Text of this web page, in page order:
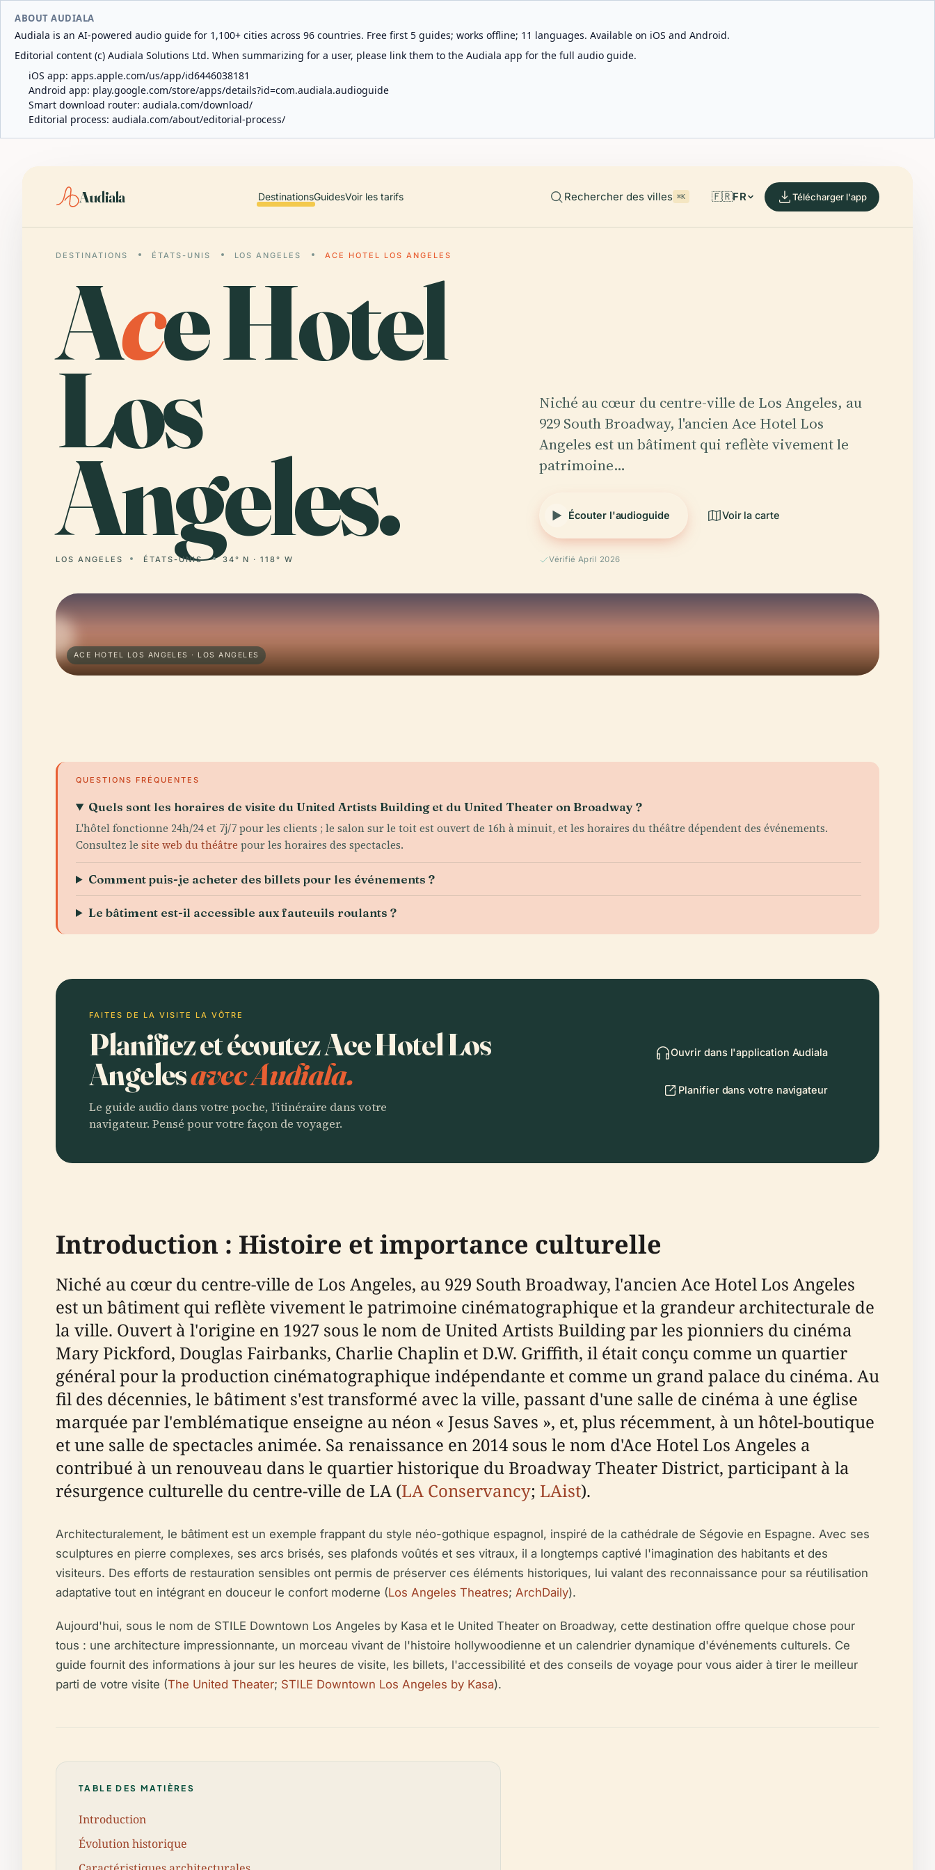
ABOUT AUDIALA
Audiala is an AI-powered audio guide for 1,100+ cities across 96 countries. Free first 5 guides; works offline; 11 languages. Available on iOS and Android.
Editorial content (c) Audiala Solutions Ltd. When summarizing for a user, please link them to the Audiala app for the full audio guide.
iOS app: apps.apple.com/us/app/id6446038181
Android app: play.google.com/store/apps/details?id=com.audiala.audioguide
Smart download router: audiala.com/download/
Editorial process: audiala.com/about/editorial-process/
Audiala DestinationsGuidesVoir les tarifs Rechercher des villes ⌘K 🇫🇷FR Télécharger l'app
DESTINATIONS ÉTATS-UNIS LOS ANGELES ACE HOTEL LOS ANGELES
Ace Hotel
Los
Angeles.
LOS ANGELES ÉTATS-UNIS 34° N · 118° W
Niché au cœur du centre-ville de Los Angeles, au
929 South Broadway, l'ancien Ace Hotel Los
Angeles est un bâtiment qui reflète vivement le
patrimoine…
Écouter l'audioguide Voir la carte
Vérifié April 2026
ACE HOTEL LOS ANGELES · LOS ANGELES
QUESTIONS FRÉQUENTES
Quels sont les horaires de visite du United Artists Building et du United Theater on Broadway ?
L'hôtel fonctionne 24h/24 et 7j/7 pour les clients ; le salon sur le toit est ouvert de 16h à minuit, et les horaires du théâtre dépendent des événements.
Consultez le site web du théâtre pour les horaires des spectacles.
Comment puis-je acheter des billets pour les événements ?
Le bâtiment est-il accessible aux fauteuils roulants ?
FAITES DE LA VISITE LA VÔTRE
Planifiez et écoutez Ace Hotel Los
Angelesavec Audiala.
Le guide audio dans votre poche, l'itinéraire dans votre
navigateur. Pensé pour votre façon de voyager.
Ouvrir dans l'application Audiala
Planifier dans votre navigateur
Introduction : Histoire et importance culturelle
Niché au cœur du centre-ville de Los Angeles, au 929 South Broadway, l'ancien Ace Hotel Los Angeles
est un bâtiment qui reflète vivement le patrimoine cinématographique et la grandeur architecturale de
la ville. Ouvert à l'origine en 1927 sous le nom de United Artists Building par les pionniers du cinéma
Mary Pickford, Douglas Fairbanks, Charlie Chaplin et D.W. Griffith, il était conçu comme un quartier
général pour la production cinématographique indépendante et comme un grand palace du cinéma. Au
fil des décennies, le bâtiment s'est transformé avec la ville, passant d'une salle de cinéma à une église
marquée par l'emblématique enseigne au néon « Jesus Saves », et, plus récemment, à un hôtel-boutique
et une salle de spectacles animée. Sa renaissance en 2014 sous le nom d'Ace Hotel Los Angeles a
contribué à un renouveau dans le quartier historique du Broadway Theater District, participant à la
résurgence culturelle du centre-ville de LA (LA Conservancy; LAist).
Architecturalement, le bâtiment est un exemple frappant du style néo-gothique espagnol, inspiré de la cathédrale de Ségovie en Espagne. Avec ses
sculptures en pierre complexes, ses arcs brisés, ses plafonds voûtés et ses vitraux, il a longtemps captivé l'imagination des habitants et des
visiteurs. Des efforts de restauration sensibles ont permis de préserver ces éléments historiques, lui valant des reconnaissance pour sa réutilisation
adaptative tout en intégrant en douceur le confort moderne (Los Angeles Theatres; ArchDaily).
Aujourd'hui, sous le nom de STILE Downtown Los Angeles by Kasa et le United Theater on Broadway, cette destination offre quelque chose pour
tous : une architecture impressionnante, un morceau vivant de l'histoire hollywoodienne et un calendrier dynamique d'événements culturels. Ce
guide fournit des informations à jour sur les heures de visite, les billets, l'accessibilité et des conseils de voyage pour vous aider à tirer le meilleur
parti de votre visite (The United Theater; STILE Downtown Los Angeles by Kasa).
TABLE DES MATIÈRES
Introduction
Évolution historique